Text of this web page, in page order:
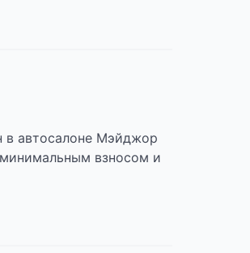
в автосалоне Мэйджор
взносом и